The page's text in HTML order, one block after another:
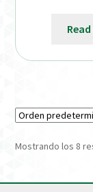
Mostrando los 8